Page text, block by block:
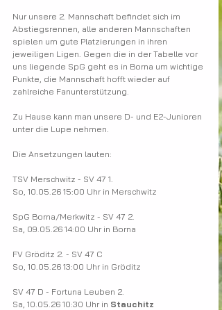
Nur unsere 2. Mannschaft befindet sich im
Abstiegsrennen, alle anderen Mannschaften
spielen um gute Platzierungen in ihren
jeweiligen Ligen. Gegen die in der Tabelle vor
uns liegende SpG geht es in Borna um wichtige
Punkte, die Mannschaft hofft wieder auf
zahlreiche Fanunterstützung.
Zu Hause kann man unsere D- und E2-Junioren
unter die Lupe nehmen.
Die Ansetzungen lauten:
TSV Merschwitz - SV 47 1.
So, 10.05.26 15:00 Uhr in Merschwitz
SpG Borna/Merkwitz - SV 47 2.
Sa, 09.05.26 14:00 Uhr in Borna
FV Gröditz 2. - SV 47 C
So, 10.05.26 13:00 Uhr in Gröditz
SV 47 D - Fortuna Leuben 2.
Sa, 10.05.26 10:30 Uhr in Stauchitz